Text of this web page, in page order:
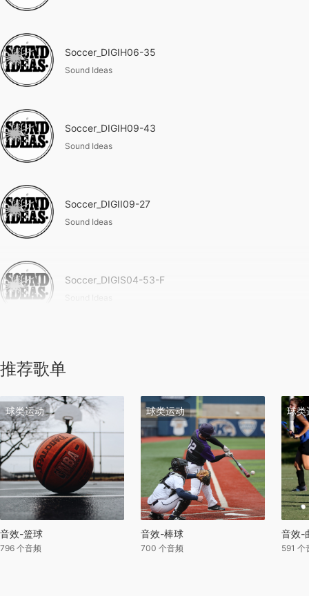
Soccer_DIGIH06-35
Sound Ideas
Soccer_DIGIH09-43
Sound Ideas
Soccer_DIGII09-27
Sound Ideas
Soccer_DIGIS04-53-F
推荐歌单
球类运动
音效-篮球
796 个音频
球类运动
音效-棒球
700 个音频
球类
音效-
591 个